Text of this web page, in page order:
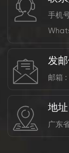
手机
发
邮箱 :
地址
广东